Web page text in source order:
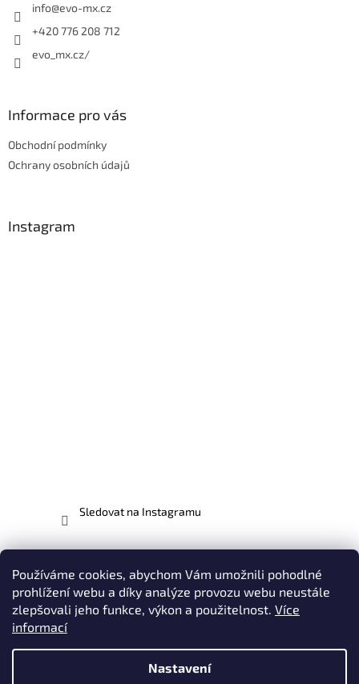
Používáme cookies, abychom Vám umožnili pohodlné
prohlížení webu a díky analýze provozu webu neustále
zlepšovali jeho funkce, výkon a použitelnost. Více
informací
Nastavení
info@evo-mx.cz
+420 776 208 712
evo_mx.cz/
Informace pro vás
Obchodní podmínky
Ochrany osobních údajů
Instagram
Sledovat na Instagramu